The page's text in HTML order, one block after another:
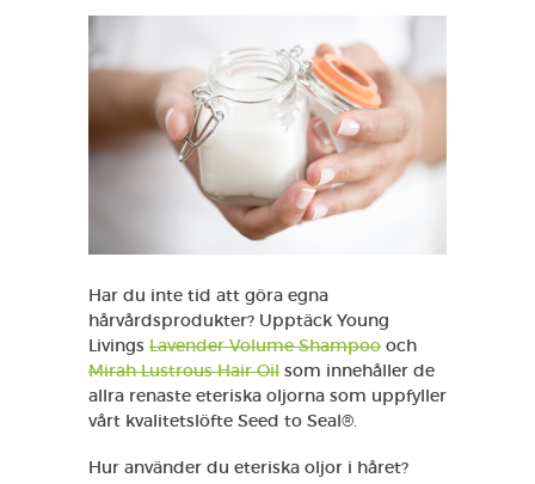
Har du inte tid att göra egna
hårvårdsprodukter? Upptäck Young
Livings Lavender Volume Shampoo och
Mirah Lustrous Hair Oil som innehåller de
allra renaste eteriska oljorna som uppfyller
vårt kvalitetslöfte Seed to Seal®.
Hur använder du eteriska oljor i håret?